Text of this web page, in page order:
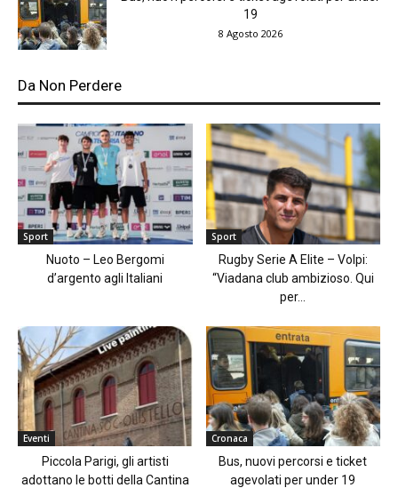
19
8 Agosto 2026
Da Non Perdere
Sport
Nuoto – Leo Bergomi
d’argento agli Italiani
Sport
Rugby Serie A Elite – Volpi:
“Viadana club ambizioso. Qui
per...
Eventi
Piccola Parigi, gli artisti
adottano le botti della Cantina
Cronaca
Bus, nuovi percorsi e ticket
agevolati per under 19